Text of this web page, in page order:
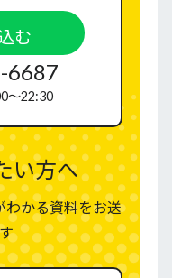
む
6687
〜22:30
い方へ
わかる資料をお送